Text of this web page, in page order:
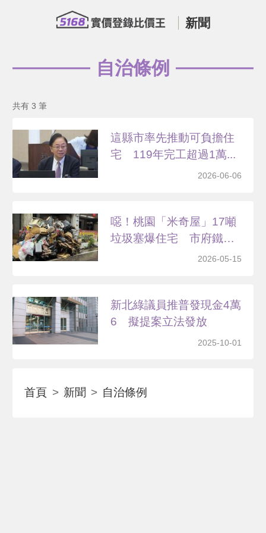
新聞
自治條例
共有 3 筆
這縣市率先推動可負擔住
宅 119年完工超過1萬...
2026-06-06
噁！桃園「米奇屋」17噸
垃圾塞爆住宅 市府鐵
2026-05-15
新北綠議員推普發現金4萬
6 擬提案立法發放
2025-10-01
首頁 新聞 自治條例